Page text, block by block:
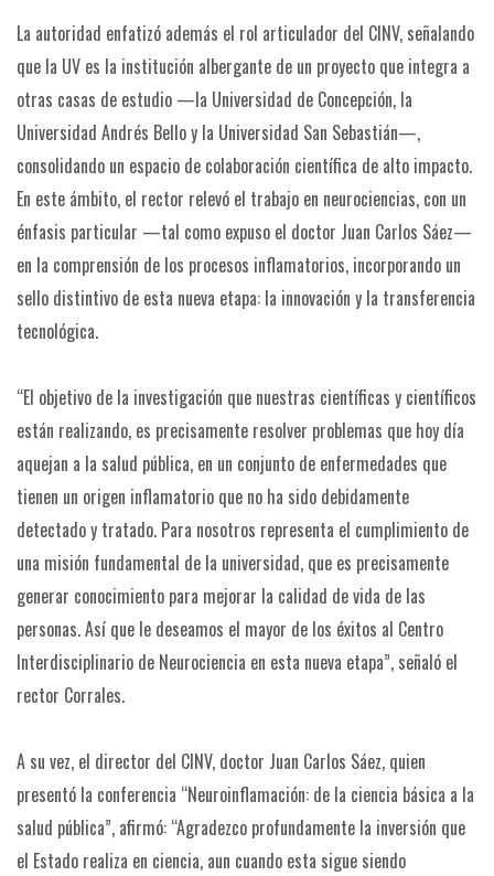
La autoridad enfatizó además el rol articulador del CINV, señalando
que la UV es la institución albergante de un proyecto que integra a
otras casas de estudio —la Universidad de Concepción, la
Universidad Andrés Bello y la Universidad San Sebastián—,
consolidando un espacio de colaboración científica de alto impacto.
En este ámbito, el rector relevó el trabajo en neurociencias, con un
énfasis particular —tal como expuso el doctor Juan Carlos Sáez—
en la comprensión de los procesos inflamatorios, incorporando un
sello distintivo de esta nueva etapa: la innovación y la transferencia
tecnológica.
“El objetivo de la investigación que nuestras científicas y científicos
están realizando, es precisamente resolver problemas que hoy día
aquejan a la salud pública, en un conjunto de enfermedades que
tienen un origen inflamatorio que no ha sido debidamente
detectado y tratado. Para nosotros representa el cumplimiento de
una misión fundamental de la universidad, que es precisamente
generar conocimiento para mejorar la calidad de vida de las
personas. Así que le deseamos el mayor de los éxitos al Centro
Interdisciplinario de Neurociencia en esta nueva etapa”, señaló el
rector Corrales.
A su vez, el director del CINV, doctor Juan Carlos Sáez, quien
presentó la conferencia “Neuroinflamación: de la ciencia básica a la
salud pública”, afirmó: “Agradezco profundamente la inversión que
el Estado realiza en ciencia, aun cuando esta sigue siendo